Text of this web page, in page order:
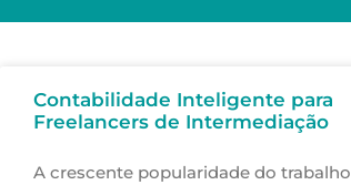
Contabilidade Inteligente para
Freelancers de Intermediação
A crescente popularidade do trabalho